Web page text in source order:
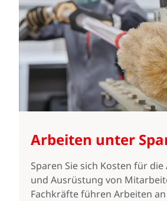
Arbeiten unter
Sparen Sie sich Kosten für
und Ausrüstung von
Fachkräfte führen Arbeiten